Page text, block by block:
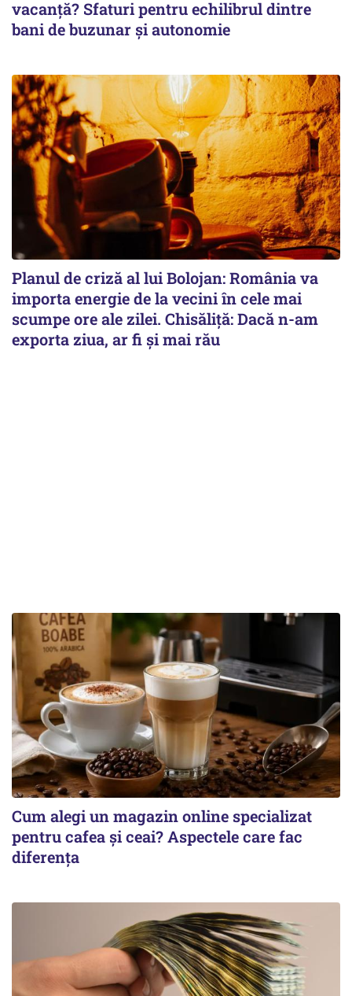
vacanță? Sfaturi pentru echilibrul dintre
bani de buzunar și autonomie
Planul de criză al lui Bolojan: România va
importa energie de la vecini în cele mai
scumpe ore ale zilei. Chisăliță: Dacă n-am
exporta ziua, ar fi și mai rău
Cum alegi un magazin online specializat
pentru cafea și ceai? Aspectele care fac
diferența